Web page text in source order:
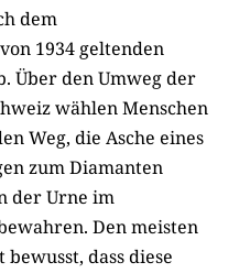
dem
1934 geltenden
Über den Umweg der
wählen Menschen
Weg, die Asche eines
zum Diamanten
der Urne im
Den meisten
dass diese